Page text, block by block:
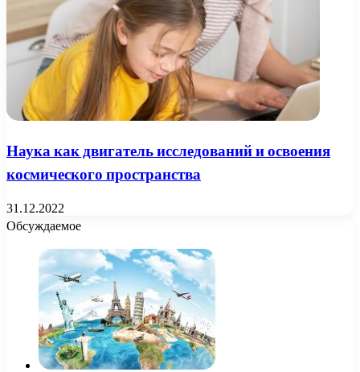
Наука как двигатель исследований и освоения
космического пространства
31.12.2022
Обсуждаемое